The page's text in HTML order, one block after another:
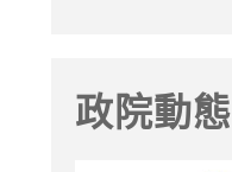
政院動態